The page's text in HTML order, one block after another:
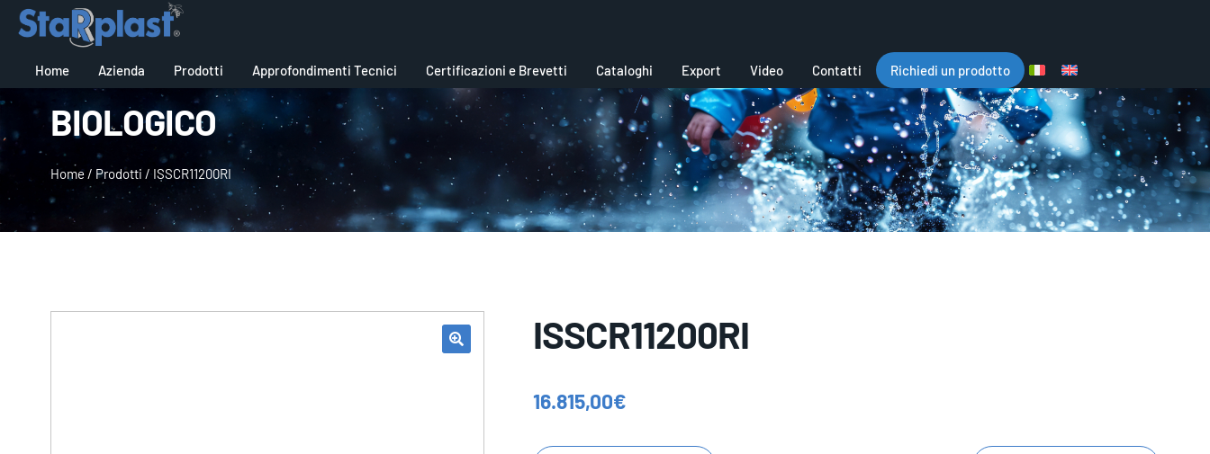
Home Azienda Prodotti Approfondimenti Tecnici Certificazioni e Brevetti Cataloghi Export Video Contatti Richiedi un prodotto
BIOLOGICO
Home / Prodotti / ISSCR11200RI
ISSCR11200RI
16.815,00€